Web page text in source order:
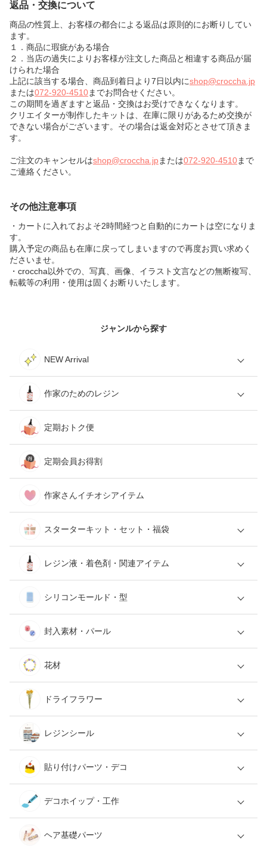
返品・交換について
商品の性質上、お客様の都合による返品は原則的にお断りしてい
ます。
１．商品に瑕疵がある場合
２．当店の過失によりお客様が注文した商品と相違する商品が届
けられた場合
上記に該当する場合、商品到着日より7日以内にshop@croccha.jp
または072-920-4510までお問合せください。
この期間を過ぎますと返品・交換はお受けできなくなります。
クリエイターが制作したキットは、在庫に限りがあるため交換が
できない場合がございます。その場合は返金対応とさせて頂きま
す。
ご注文のキャンセルはshop@croccha.jpまたは072-920-4510まで
ご連絡ください。
その他注意事項
・カートに入れておよそ2時間経つと自動的にカートは空になりま
す。
購入予定の商品も在庫に戻ってしまいますので再度お買い求めく
ださいませ。
・croccha以外での、写真、画像、イラスト文言などの無断複写、
転載等の利用・使用は固くお断りいたします。
ジャンルから探す
NEW Arrival
作家のためのレジン
定期おトク便
定期会員お得割
作家さんイチオシアイテム
スターターキット・セット・福袋
レジン液・着色剤・関連アイテム
シリコンモールド・型
封入素材・パール
花材
ドライフラワー
レジンシール
貼り付けパーツ・デコ
デコホイップ・工作
ヘア基礎パーツ